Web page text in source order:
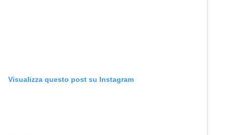
Visualizza questo post su Instagram